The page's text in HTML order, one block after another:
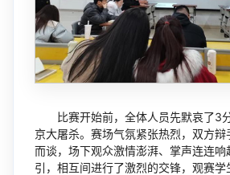
比赛开始前，全体人员先默哀了3
京大屠杀。赛场气氛紧张热烈，双方辩
而谈，场下观众激情澎湃、掌声连连
引，相互间进行了激烈的交锋，观赛